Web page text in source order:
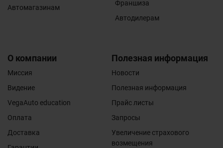
Автомагазинам
Франшиза
Автодилерам
О компании
Миссия
Видение
VegaAuto education
Оплата
Доставка
Полезная информация
Новости
Полезная информация
Прайс листы
Запросы
Увеличение страхового
возмещения